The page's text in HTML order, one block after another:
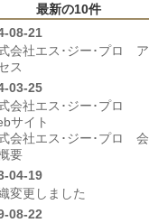
最新の10件
08-21
会社エス･ジー･プロ ア
ス
03-25
会社エス･ジー･プロ
サイト
会社エス･ジー･プロ 会
要
04-19
変更しました
08-22